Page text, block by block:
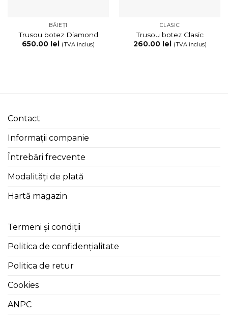
BĂIEȚI
Trusou botez Diamond
650.00
lei (TVA inclus)
CLASIC
Trusou botez Clasic
260.00
lei (TVA inclus)
Contact
Informații companie
Întrebări frecvente
Modalități de plată
Hartă magazin
Termeni și condiții
Politica de confidențialitate
Politica de retur
Cookies
ANPC